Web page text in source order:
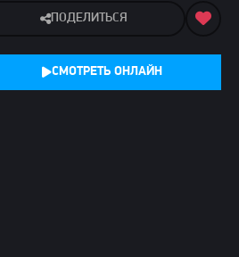
ПОДЕЛИТЬСЯ
СМОТРЕТЬ ОНЛАЙН